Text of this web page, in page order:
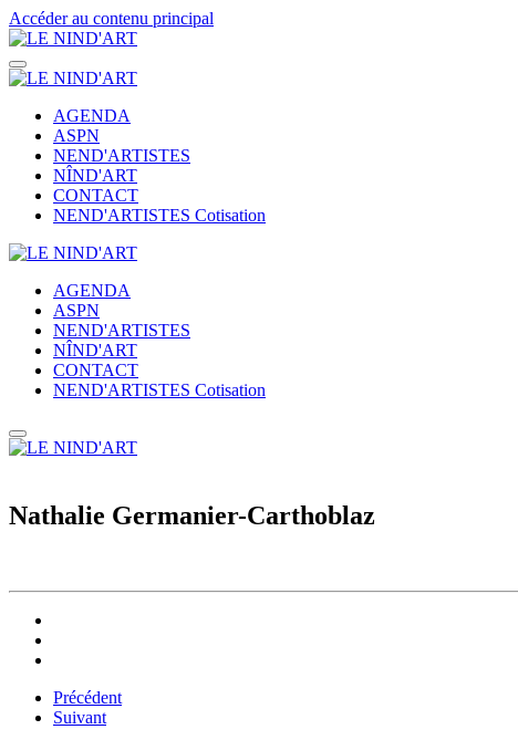
Accéder au contenu principal
AGENDA
ASPN
NEND'ARTISTES
NÎND'ART
CONTACT
NEND'ARTISTES Cotisation
AGENDA
ASPN
NEND'ARTISTES
NÎND'ART
CONTACT
NEND'ARTISTES Cotisation
Nathalie Germanier-Carthoblaz
Précédent
Suivant